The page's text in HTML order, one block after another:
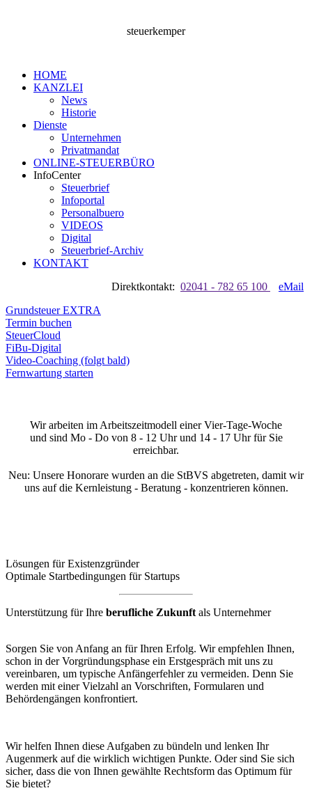
steuerkemper
HOME
KANZLEI
News
Historie
Dienste
Unternehmen
Privatmandat
ONLINE-STEUERBÜRO
InfoCenter
Steuerbrief
Infoportal
Personalbuero
VIDEOS
Digital
Steuerbrief-Archiv
KONTAKT
Direktkontakt: 02041 - 782 65 100
eMail
Grundsteuer EXTRA
Termin buchen
SteuerCloud
FiBu-Digital
Video-Coaching (folgt bald)
Fernwartung starten
Wir arbeiten im Arbeitszeitmodell einer Vier-Tage-Woche
und sind Mo - Do von 8 - 12 Uhr und 14 - 17 Uhr für Sie
erreichbar.
Neu: Unsere Honorare wurden an die StBVS abgetreten, damit wir
uns auf die Kernleistung - Beratung - konzentrieren können.
Lösungen für Existenzgründer
Optimale Startbedingungen für Startups
Unterstützung für Ihre berufliche Zukunft als Unternehmer
Sorgen Sie von Anfang an für Ihren Erfolg. Wir empfehlen Ihnen,
schon in der Vorgründungsphase ein Erstgespräch mit uns zu
vereinbaren, um typische Anfängerfehler zu vermeiden. Denn Sie
werden mit einer Vielzahl an Vorschriften, Formularen und
Behördengängen konfrontiert.
Wir helfen Ihnen diese Aufgaben zu bündeln und lenken Ihr
Augenmerk auf die wirklich wichtigen Punkte. Oder sind Sie sich
sicher, dass die von Ihnen gewählte Rechtsform das Optimum für
Sie bietet?